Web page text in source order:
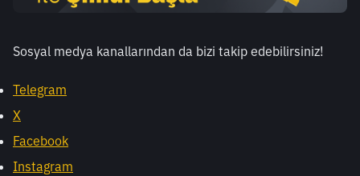
Sosyal medya kanallarından da bizi takip edebilirsiniz!
Telegram
X
Facebook
Instagram